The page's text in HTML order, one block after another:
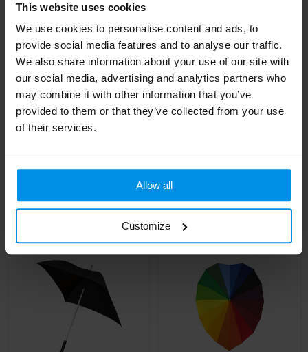
This website uses cookies
We use cookies to personalise content and ads, to
provide social media features and to analyse our traffic.
We also share information about your use of our site with
our social media, advertising and analytics partners who
may combine it with other information that you’ve
provided to them or that they’ve collected from your use
of their services.
Allow all
Customize
27" Impact AWARE™
RPET 190T auto open
Al vanaf € 13,23
STORMaxi -
Windproof - 92 cm